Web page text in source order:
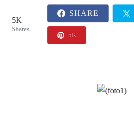
5K
Shares
SHARE
5K